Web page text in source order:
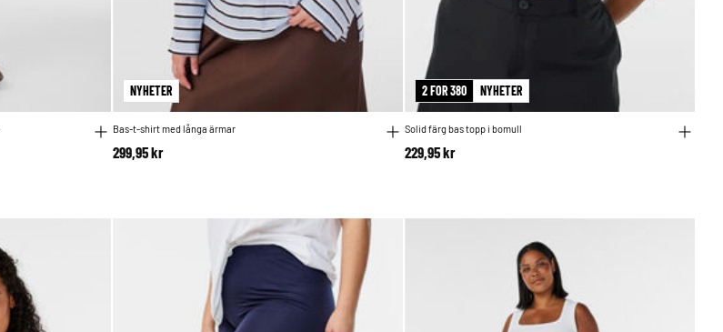
NYHETER
Bas-t-shirt med långa ärmar
299,95 kr
2 FOR 380 NYHETER
Solid färg bas topp i bomull
229,95 kr